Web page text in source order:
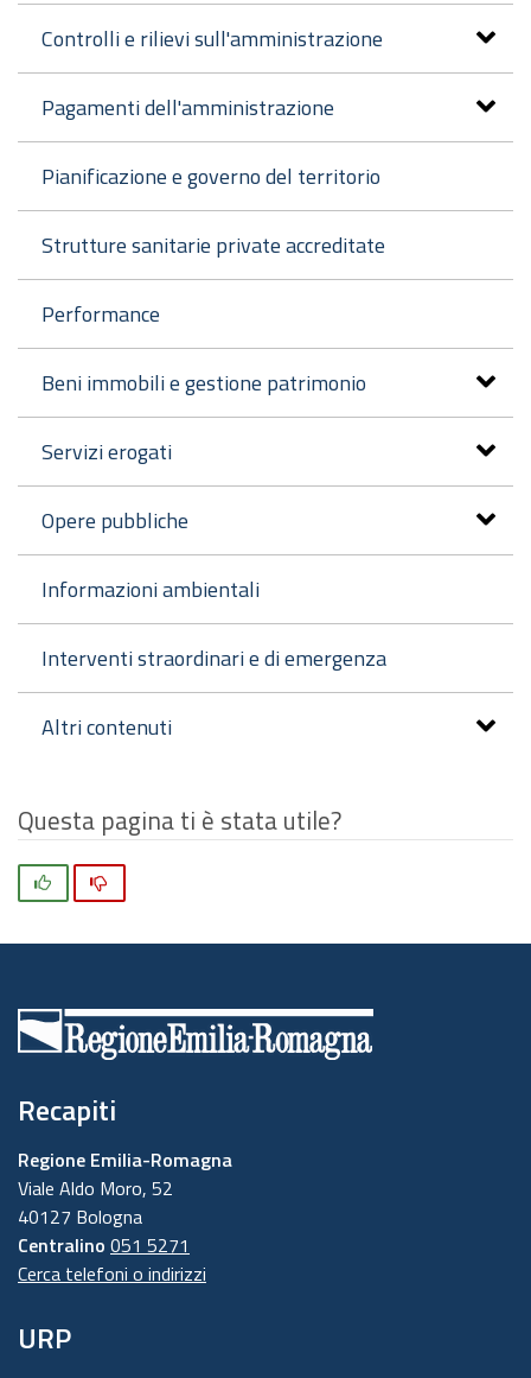
Controlli e rilievi sull'amministrazione
Pagamenti dell'amministrazione
Pianificazione e governo del territorio
Strutture sanitarie private accreditate
Performance
Beni immobili e gestione patrimonio
Servizi erogati
Opere pubbliche
Informazioni ambientali
Interventi straordinari e di emergenza
Altri contenuti
Questa pagina ti è stata utile?
Recapiti
Regione Emilia-Romagna
Viale Aldo Moro, 52
40127 Bologna
Centralino 051 5271
Cerca telefoni o indirizzi
URP